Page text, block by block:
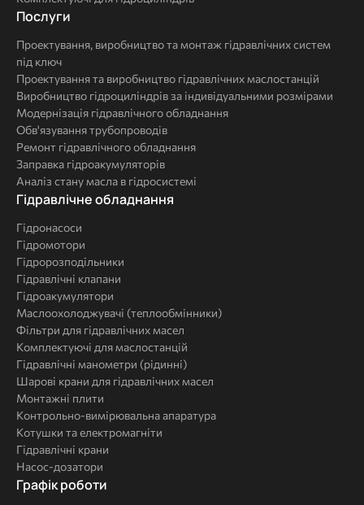
Послуги
Послуги
Проектування, виробництво та монтаж гідравлічних систем
під ключ
Проектування та виробництво гідравлічних маслостанцій
Виробництво гідроциліндрів за індивідуальними розмірами
Модернізація гідравлічного обладнання
Обв'язування трубопроводів
Ремонт гідравлічного обладнання
Заправка гідроакумуляторів
Аналіз стану масла в гідросистемі
Комплексні
Гідравлічне обладнання
Гідронасоси
Гідромотори
Гідророзподільники
Гідравлічні клапани
Гідроакумулятори
Маслоохолоджувачі (теплообмінники)
Фільтри для гідравлічних масел
Комплектуючі для маслостанцій
Гідравлічні манометри (рідинні)
Шарові крани для гідравлічних масел
Монтажні плити
Контрольно-вимірювальна апаратура
Котушки та електромагніти
Гідравлічні крани
Насос-дозатори
Графік роботи